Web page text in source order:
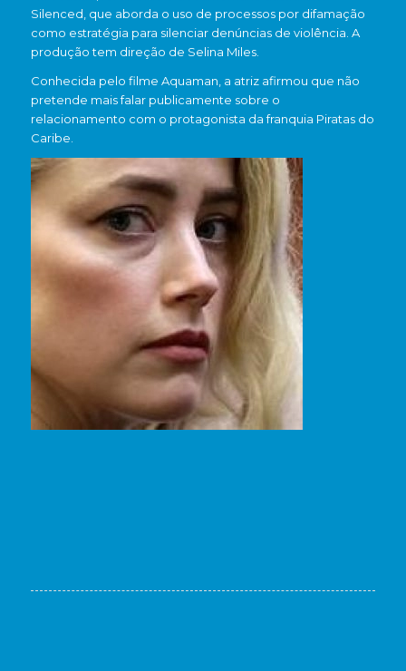
Silenced, que aborda o uso de processos por difamação
como estratégia para silenciar denúncias de violência. A
produção tem direção de Selina Miles.
Conhecida pelo filme Aquaman, a atriz afirmou que não
pretende mais falar publicamente sobre o
relacionamento com o protagonista da franquia Piratas do
Caribe.